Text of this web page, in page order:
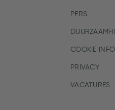
PERS
COOKIE INFO
PRIVACY
VACATURES